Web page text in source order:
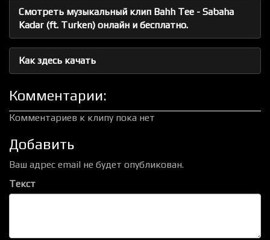
Смотреть музыкальный клип Bahh Tee - Sabaha
Kadar (ft. Turken) онлайн и бесплатно.
Как здесь качать
Комментарии:
Комментариев к клипу пока нет
Добавить
Ваш адрес email не будет опубликован.
Текст